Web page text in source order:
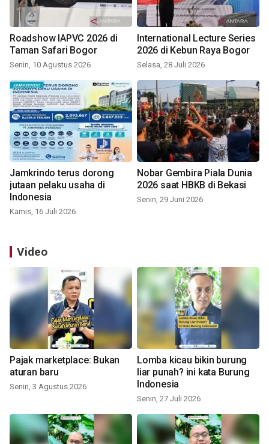
Roadshow IAPVC 2026 di
Taman Safari Bogor
Senin, 10 Agustus 2026
International Lecture Series
2026 di Kebun Raya Bogor
Selasa, 28 Juli 2026
Jamkrindo terus dorong
jutaan pelaku usaha di
Indonesia
Kamis, 16 Juli 2026
Nobar Gembira Piala Dunia
2026 saat HBKB di Bekasi
Senin, 29 Juni 2026
Video
Pajak marketplace: Bukan
aturan baru
Senin, 3 Agustus 2026
Lomba kicau bikin burung
liar punah? ini kata Burung
Indonesia
Senin, 27 Juli 2026